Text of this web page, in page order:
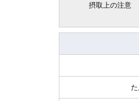
摂取上の注意